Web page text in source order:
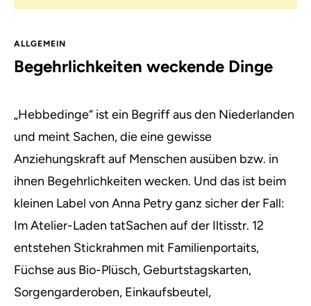
ALLGEMEIN
Begehrlichkeiten weckende Dinge
„Hebbedinge“ ist ein Begriff aus den Niederlanden
und meint Sachen,die eine gewisse
Anziehungskraft auf Menschen ausüben bzw. in
ihnen Begehrlichkeiten wecken. Und das ist beim
kleinen Label von Anna Petry ganz sicher der Fall:
Im Atelier-Laden tatSachen auf der Iltisstr. 12
entstehen Stickrahmen mit Familienportaits,
Füchse aus Bio-Plüsch, Geburtstagskarten,
Sorgengarderoben, Einkaufsbeutel,